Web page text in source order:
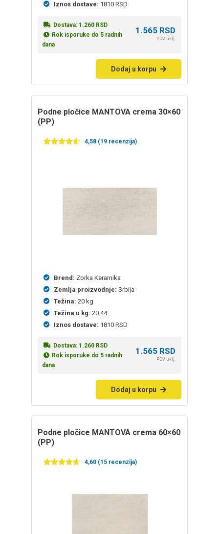
Iznos dostave: 1810 RSD
Dostava: 1.260 RSD
Rok isporuke do 5 radnih
dana
1.565 RSD
PDV uklj.
Dodaj u korpu
Podne pločice MANTOVA crema 30×60
(PP)
4,58 (19 recenzija)
Brend: Zorka Keramika
Zemlja proizvodnje: Srbija
Težina: 20 kg
Težina u kg: 20.44
Iznos dostave: 1810 RSD
Dostava: 1.260 RSD
Rok isporuke do 5 radnih
dana
1.565 RSD
PDV uklj.
Dodaj u korpu
Podne pločice MANTOVA crema 60×60
(PP)
4,60 (15 recenzija)